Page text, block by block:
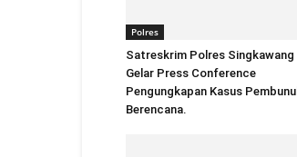
Polres
Satreskrim Polres Singkawang
Gelar Press Conference
Pengungkapan Kasus
Berencana.